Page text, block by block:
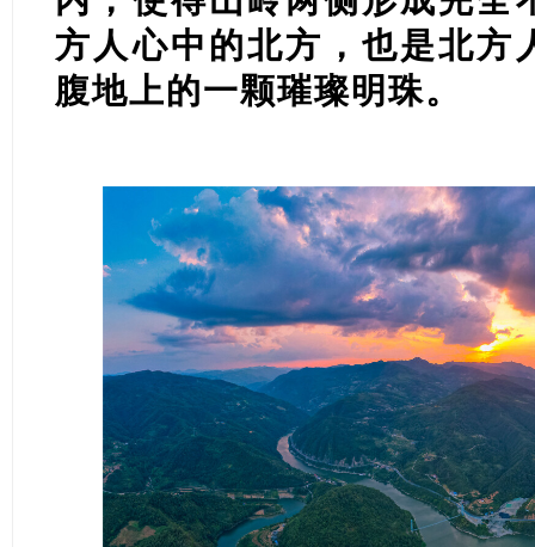
方人心中的北方，也是北方
腹地上的一颗璀璨明珠。